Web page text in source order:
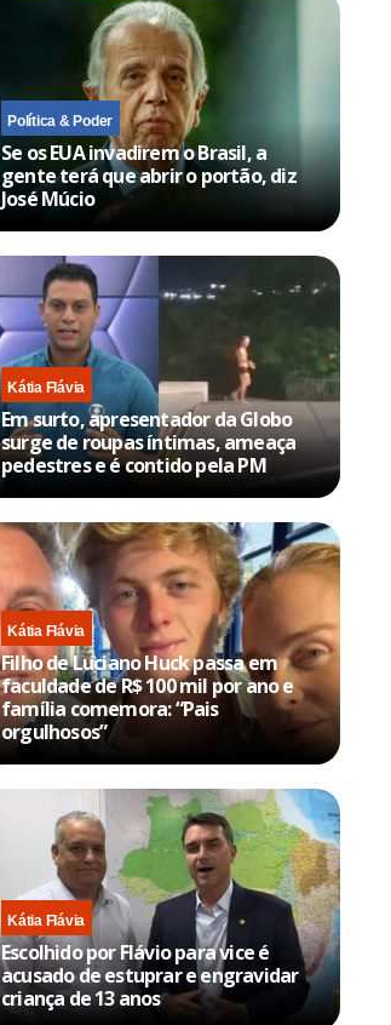
Política & Poder
Se os EUA invadirem o Brasil, a
gente terá que abrir o portão, diz
José Múcio
Kátia Flávia
Em surto, apresentador da Globo
surge de roupas íntimas, ameaça
pedestres e é contido pela PM
Kátia Flávia
Filho de Luciano Huck passa em
faculdade de R$ 100 mil por ano e
família comemora: “Pais
orgulhosos”
Kátia Flávia
Escolhido por Flávio para vice é
acusado de estuprar e engravidar
criança de 13 anos